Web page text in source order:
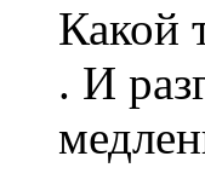
Какой
. И